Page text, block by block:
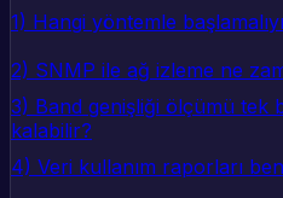
1) Hangi yöntemle
2) SNMP ile ağ izleme ne
3) Band genişliği ölçümü tek
kalabilir?
4) Veri kullanım raporları